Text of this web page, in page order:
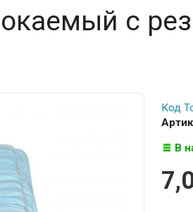
с
Код
В